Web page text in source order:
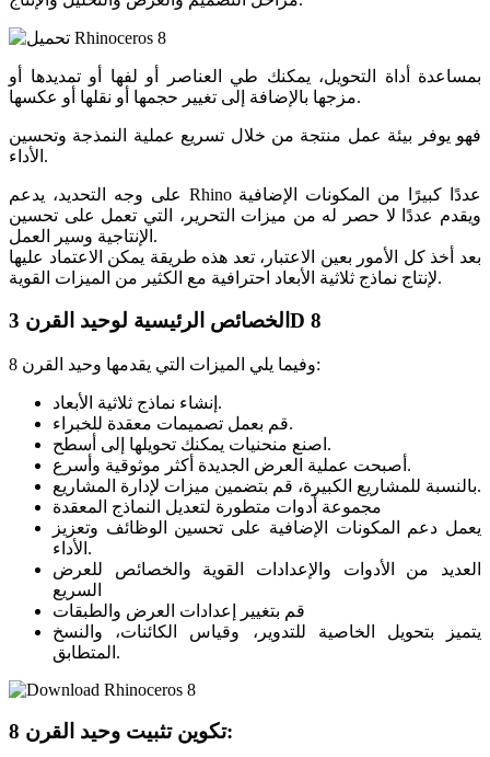
بمساعدة أداة التحويل، يمكنك طي العناصر أو لفها أو تمديدها أو
مزجها بالإضافة إلى تغيير حجمها أو نقلها أو عكسها.
فهو يوفر بيئة عمل منتجة من خلال تسريع عملية النمذجة وتحسين
الأداء.
على وجه التحديد، يدعم Rhino عددًا كبيرًا من المكونات الإضافية
ويقدم عددًا لا حصر له من ميزات التحرير، التي تعمل على تحسين
الإنتاجية وسير العمل.
بعد أخذ كل الأمور بعين الاعتبار، تعد هذه طريقة يمكن الاعتماد عليها
لإنتاج نماذج ثلاثية الأبعاد احترافية مع الكثير من الميزات القوية.
الخصائص الرئيسية لوحيد القرن 3D 8
وفيما يلي الميزات التي يقدمها وحيد القرن 8:
إنشاء نماذج ثلاثية الأبعاد.
قم بعمل تصميمات معقدة للخبراء.
اصنع منحنيات يمكنك تحويلها إلى أسطح.
أصبحت عملية العرض الجديدة أكثر موثوقية وأسرع.
بالنسبة للمشاريع الكبيرة، قم بتضمين ميزات لإدارة المشاريع.
مجموعة أدوات متطورة لتعديل النماذج المعقدة
يعمل دعم المكونات الإضافية على تحسين الوظائف وتعزيز
الأداء.
العديد من الأدوات والإعدادات القوية والخصائص للعرض
السريع
قم بتغيير إعدادات العرض والطبقات
يتميز بتحويل الخاصية للتدوير، وقياس الكائنات، والنسخ
المتطابق.
تكوين تثبيت وحيد القرن 8: